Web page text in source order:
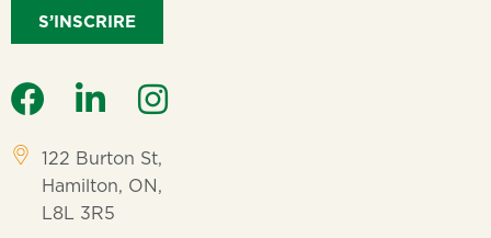
S’INSCRIRE
122 Burton St,
Hamilton, ON,
L8L 3R5